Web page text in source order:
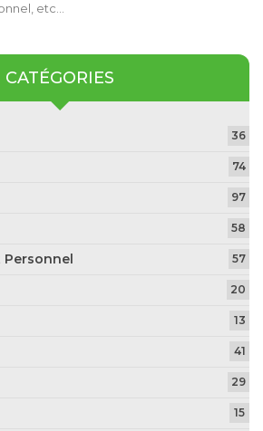
etc…
CATÉGORIES
36
74
97
58
Personnel 57
20
13
41
29
15